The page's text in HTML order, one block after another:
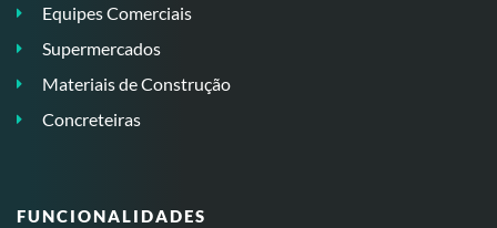
Equipes Comerciais
Supermercados
Materiais de Construção
Concreteiras
FUNCIONALIDADES